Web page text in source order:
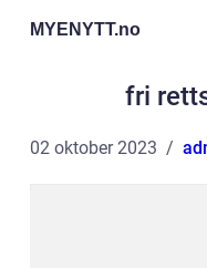
MYENYTT.no
fri
02 oktober 2023